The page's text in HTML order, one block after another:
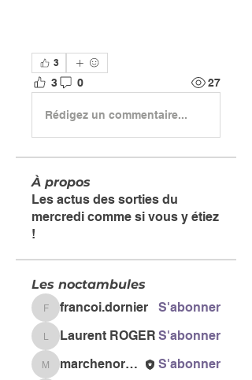
3
3 0 27
Rédigez un commentaire...
À propos
Les actus des sorties du
mercredi comme si vous y étiez
!
Les noctambules
francoi.dornier
francoi.dornier S'abonner
Laurent ROGER
Laurent ROGER S'abonner
marchenordiquegailmarchenordiquegail S'abonner